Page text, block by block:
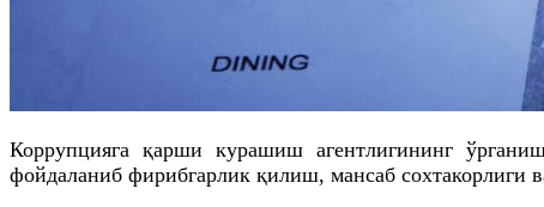
Коррупцияга қарши курашиш агентлигининг
фойдаланиб фирибгарлик қилиш, мансаб сохтакорлиги